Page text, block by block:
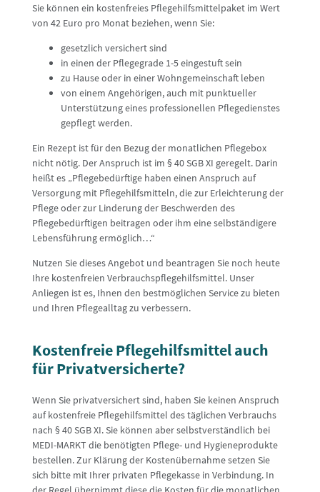
Sie können ein kostenfreies Pflegehilfsmittelpaket im Wert
von 42 Euro pro Monat beziehen, wenn Sie:
gesetzlich versichert sind
in einen der Pflegegrade 1-5 eingestuft sein
zu Hause oder in einer Wohngemeinschaft leben
von einem Angehörigen, auch mit punktueller
Unterstützung eines professionellen Pflegedienstes
gepflegt werden.
Ein Rezept ist für den Bezug der monatlichen Pflegebox
nicht nötig. Der Anspruch ist im § 40 SGB XI geregelt. Darin
heißt es „Pflegebedürftige haben einen Anspruch auf
Versorgung mit Pflegehilfsmitteln, die zur Erleichterung der
Pflege oder zur Linderung der Beschwerden des
Pflegebedürftigen beitragen oder ihm eine selbständigere
Lebensführung ermöglich…“
Nutzen Sie dieses Angebot und beantragen Sie noch heute
Ihre kostenfreien Verbrauchspflegehilfsmittel. Unser
Anliegen ist es, Ihnen den bestmöglichen Service zu bieten
und Ihren Pflegealltag zu verbessern.
Kostenfreie Pflegehilfsmittel auch
für Privatversicherte?
Wenn Sie privatversichert sind, haben Sie keinen Anspruch
auf kostenfreie Pflegehilfsmittel des täglichen Verbrauchs
nach § 40 SGB XI. Sie können aber selbstverständlich bei
MEDI-MARKT die benötigten Pflege- und Hygieneprodukte
bestellen. Zur Klärung der Kostenübernahme setzen Sie
sich bitte mit Ihrer privaten Pflegekasse in Verbindung. In